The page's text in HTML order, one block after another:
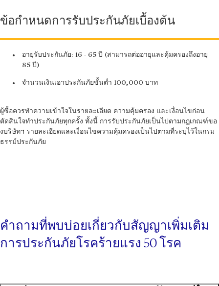
ข้อกำหนดการรับประกันภัยเบื้องต้น
อายุรับประกันภัย: 16 - 65 ปี (สามารถต่ออายุและคุ้มครองถึงอายุ
85 ปี)
จำนวนเงินเอาประกันภัยขั้นต่ำ 100,000 บาท
ผู้ซื้อควรทำความเข้าใจในรายละเอียด ความคุ้มครอง และเงื่อนไขก่อน
ตัดสินใจทำประกันภัยทุกครั้ง ทั้งนี้ การรับประกันภัยเป็นไปตามกฎเกณฑ์ขอ
งบริษัทฯ รายละเอียดและเงื่อนไขความคุ้มครองเป็นไปตามที่ระบุไว้ในกรม
ธรรม์ประกันภัย
คําถามที่พบบ่อยเกี่ยวกับสัญญาเพิ่มเติม
การประกันภัยโรคร้ายแรง 50 โรค